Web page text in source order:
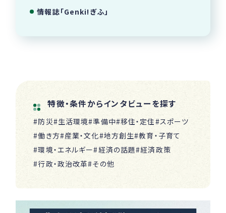
情報誌「Genki!ぎふ」
特徴・条件からインタビューを探す
#防災#生活環境#準備中#移住・定住#スポーツ
#働き方#産業・文化#地方創生#教育・子育て
#環境・エネルギー#経済の話題#経済政策
#行政・政治改革#その他